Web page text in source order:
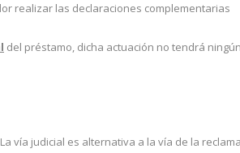
realizar las declaraciones complementarias
del préstamo, dicha actuación no tendrá
vía judicial es alternativa a la vía de la